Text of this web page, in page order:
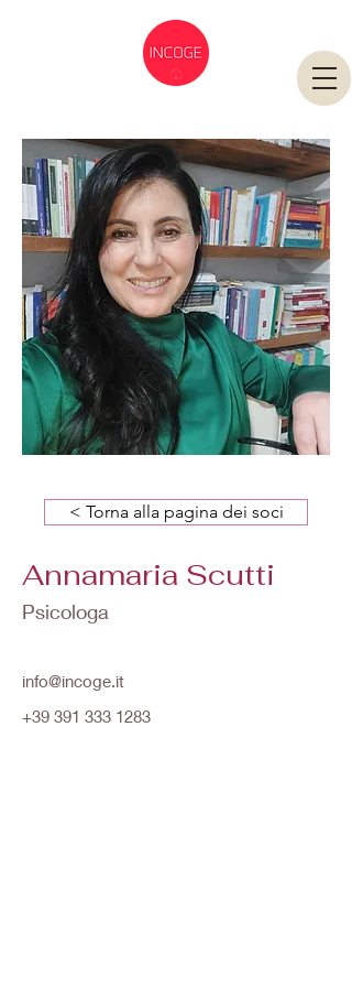
< Torna alla pagina dei soci
Annamaria Scutti
Psicologa
info@incoge.it
+39 391 333 1283